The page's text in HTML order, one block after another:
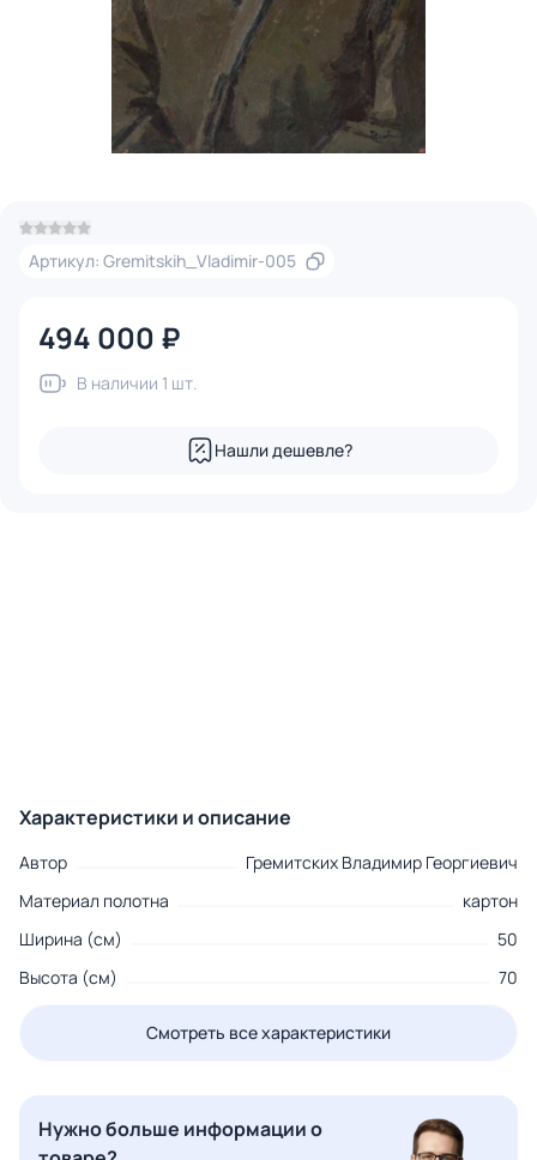
Артикул: Gremitskih_Vladimir-005
494 000 ₽
В наличии 1 шт.
Нашли дешевле?
Характеристики и описание
Автор
Гремитских Владимир Георгиевич
Материал полотна
картон
Ширина (см)
50
Высота (см)
70
Смотреть все характеристики
Нужно больше информации о